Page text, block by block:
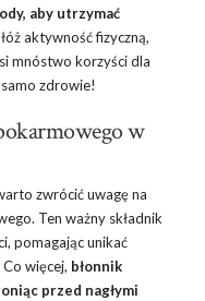
aby utrzymać
aktywność fizyczną,
mnóstwo korzyści dla
zdrowie!
w
zwrócić uwagę na
Ten ważny składnik
pomagając unikać
więcej, błonnik
przed nagłymi